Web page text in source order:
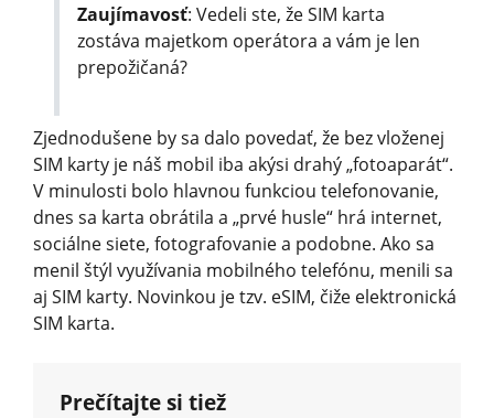
Zaujímavosť: Vedeli ste, že SIM karta
zostáva majetkom operátora a vám je len
prepožičaná?
Zjednodušene by sa dalo povedať, že bez vloženej
SIM karty je náš mobil iba akýsi drahý „fotoaparát“.
V minulosti bolo hlavnou funkciou telefonovanie,
dnes sa karta obrátila a „prvé husle“ hrá internet,
sociálne siete, fotografovanie a podobne. Ako sa
menil štýl využívania mobilného telefónu, menili sa
aj SIM karty. Novinkou je tzv. eSIM, čiže elektronická
SIM karta.
Prečítajte si tiež